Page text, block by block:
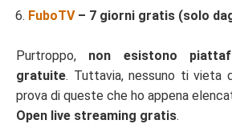
FuboTV– 7 giorni gratis (solo
Purtroppo, non esistono
gratuite. Tuttavia, nessuno ti vieta
prova di queste che ho appena
Open live streaming gratis.